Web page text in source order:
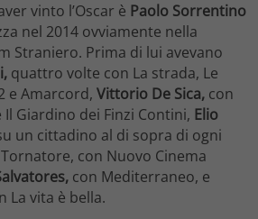
vinto l’Oscar è Paolo Sorrentino
nel 2014 ovviamente nella
Straniero. Prima di lui avevano
quattro volte con La strada, Le
e Amarcord, Vittorio De Sica, con
Giardino dei Finzi Contini, Elio
un cittadino al di sopra di ogni
con Nuovo Cinema
con Mediterraneo, e
La vita è bella.